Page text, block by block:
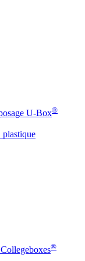
U-Box®
plastique
®